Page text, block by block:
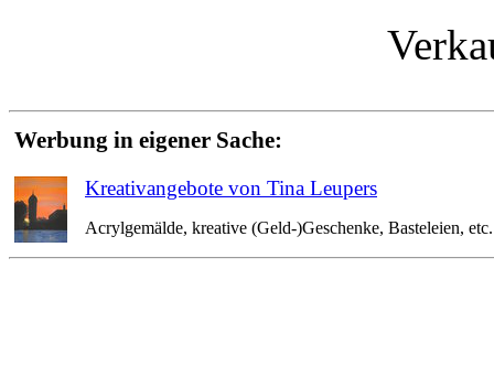
Werbung in eigener Sache:
Kreativangebote von Tina Leupers
Acrylgemälde, kreative (Geld-)Geschenke, Basteleien,